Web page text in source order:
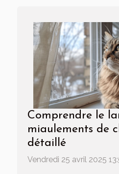
Comprendre le
miaulements de
détaillé
Vendredi 25 avril 2025